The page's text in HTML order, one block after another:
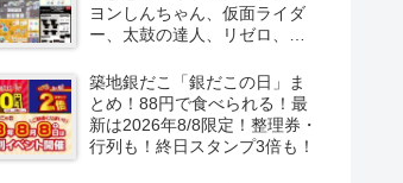
ヨンしんちゃん、仮面ライダ
ー、太鼓の達人、リゼロ、テ
口コミ、入荷数、行列、売り
切れ、整理券は？
築地銀だこ「銀だこの日」ま
とめ！88円で食べられる！最
新は2026年8/8限定！整理券・
行列も！終日スタンプ3倍も！